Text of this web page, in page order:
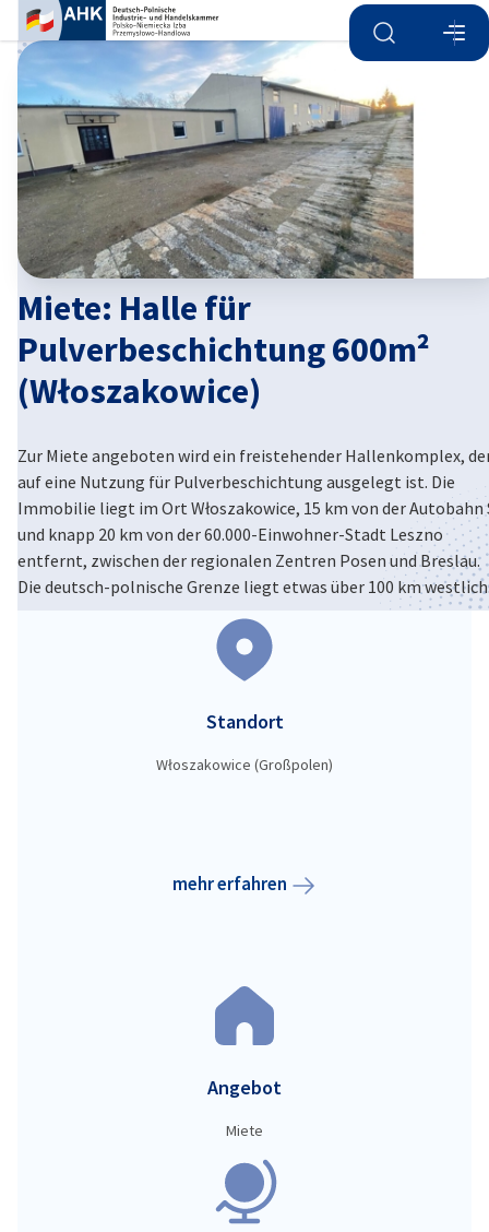
Suche öffnen
Poland
Miete: Halle für
Pulverbeschichtung 600m²
(Włoszakowice)
Zur Miete angeboten wird ein freistehender Hallenkomplex,
auf eine Nutzung für Pulverbeschichtung ausgelegt ist. Die
Immobilie liegt im Ort Włoszakowice, 15 km von der Autobahn
und knapp 20 km von der 60.000-Einwohner-Stadt Leszno
entfernt, zwischen der regionalen Zentren Posen und Breslau.
Die deutsch-polnische Grenze liegt etwas über 100 km
Standort
Włoszakowice (Großpolen)
mehr erfahren
Angebot
Miete